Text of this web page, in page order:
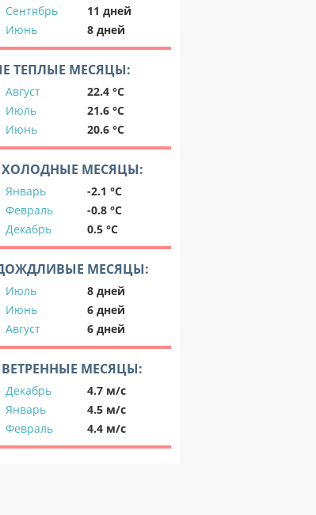
Сентябрь
11 дней
Июнь
8 дней
ТЕПЛЫЕ МЕСЯЦЫ:
Август
22.4 °C
Июль
21.6 °C
Июнь
20.6 °C
МЕСЯЦЫ:
Январь
-2.1 °C
Февраль
-0.8 °C
Декабрь
0.5 °C
МЕСЯЦЫ:
Июль
8 дней
Июнь
6 дней
Август
6 дней
МЕСЯЦЫ:
Декабрь
4.7 м/с
Январь
4.5 м/с
Февраль
4.4 м/с